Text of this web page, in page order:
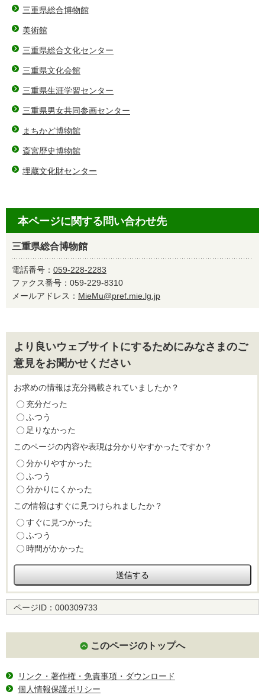
三重県総合博物館
美術館
三重県総合文化センター
三重県文化会館
三重県生涯学習センター
三重県男女共同参画センター
まちかど博物館
斎宮歴史博物館
埋蔵文化財センター
本ページに関する問い合わせ先
三重県総合博物館
電話番号： 059-228-2283
ファクス番号：059-229-8310
メールアドレス： MieMu@pref.mie.lg.jp
より良いウェブサイトにするためにみなさまのご
意見をお聞かせください
お求めの情報は充分掲載されていましたか？
充分だった
ふつう
足りなかった
このページの内容や表現は分かりやすかったですか？
分かりやすかった
ふつう
分かりにくかった
この情報はすぐに見つけられましたか？
すぐに見つかった
ふつう
時間がかかった
ページID： 000309733
このページのトップへ
リンク・著作権・免責事項・ダウンロード
個人情報保護ポリシー